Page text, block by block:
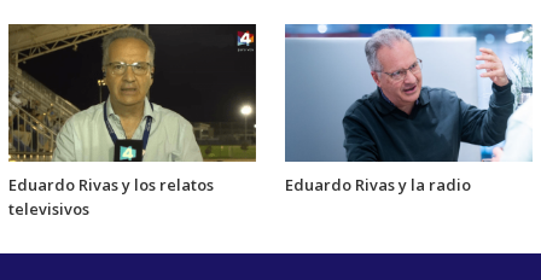
Eduardo Rivas y los relatos
televisivos
Eduardo Rivas y la radio